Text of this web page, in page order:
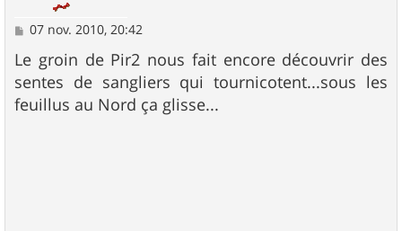
M
s
s
a
g
e
07 nov. 2010, 20:42
Le groin de Pir2 nous fait encore découvrir des
sentes de sangliers qui tournicotent...sous les
feuillus au Nord ça glisse...